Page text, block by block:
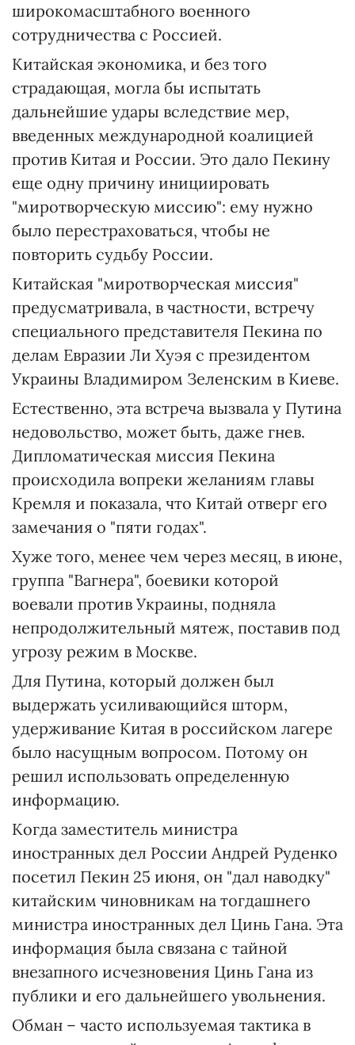
широкомасштабного военного
сотрудничества с Россией.
Китайская экономика, и без того
страдающая, могла бы испытать
дальнейшие удары вследствие мер,
введенных международной коалицией
против Китая и России. Это дало Пекину
еще одну причину инициировать
"миротворческую миссию": ему нужно
было перестраховаться, чтобы не
повторить судьбу России.
Китайская "миротворческая миссия"
предусматривала, в частности, встречу
специального представителя Пекина по
делам Евразии Ли Хуэя с президентом
Украины Владимиром Зеленским в Киеве.
Естественно, эта встреча вызвала у Путина
недовольство, может быть, даже гнев.
Дипломатическая миссия Пекина
происходила вопреки желаниям главы
Кремля и показала, что Китай отверг его
замечания о "пяти годах".
Хуже того, менее чем через месяц, в июне,
группа "Вагнера", боевики которой
воевали против Украины, подняла
непродолжительный мятеж, поставив под
угрозу режим в Москве.
Для Путина, который должен был
выдержать усиливающийся шторм,
удерживание Китая в российском лагере
было насущным вопросом. Потому он
решил использовать определенную
информацию.
Когда заместитель министра
иностранных дел России Андрей Руденко
посетил Пекин 25 июня, он "дал наводку"
китайским чиновникам на тогдашнего
министра иностранных дел Цинь Гана. Эта
информация была связана с тайной
внезапного исчезновения Цинь Гана из
публики и его дальнейшего увольнения.
Обман – часто используемая тактика в